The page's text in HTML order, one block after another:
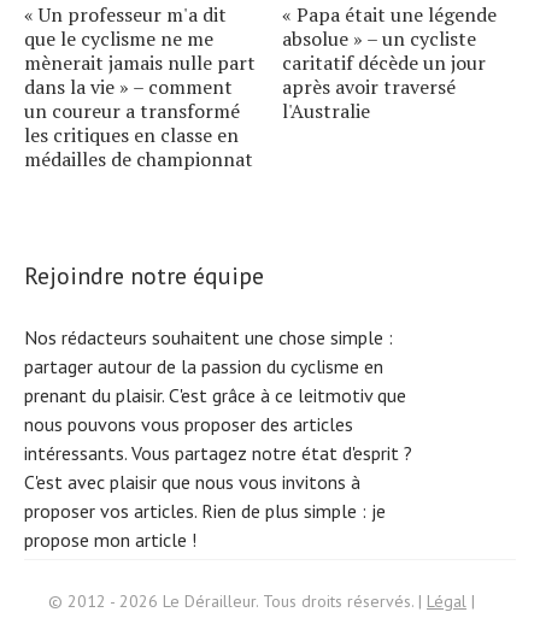
« Un professeur m'a dit
que le cyclisme ne me
mènerait jamais nulle part
dans la vie » – comment
un coureur a transformé
les critiques en classe en
médailles de championnat
« Papa était une légende
absolue » – un cycliste
caritatif décède un jour
après avoir traversé
l'Australie
Rejoindre notre équipe
Nos rédacteurs souhaitent une chose simple :
partager autour de la passion du cyclisme en
prenant du plaisir. C'est grâce à ce leitmotiv que
nous pouvons vous proposer des articles
intéressants. Vous partagez notre état d'esprit ?
C'est avec plaisir que nous vous invitons à
proposer vos articles. Rien de plus simple : je
propose mon article !
© 2012 - 2026 Le Dérailleur. Tous droits réservés. | Légal |
Search